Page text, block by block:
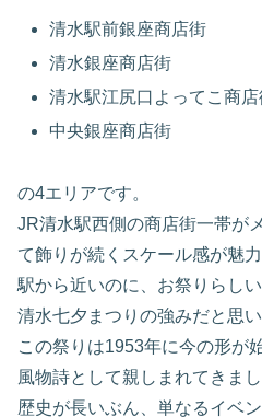
清水駅前銀座商店街
清水銀座商店街
清水駅江尻口よってこ商店
中央銀座商店街
の4エリアです。
JR清水駅西側の商店街一帯が
て飾りが続くスケール感が魅力
駅から近いのに、お祭りらし
清水七夕まつりの強みだと思い
この祭りは1953年に今の形が
風物詩として親しまれてきまし
歴史が長いぶん、単なるイベ